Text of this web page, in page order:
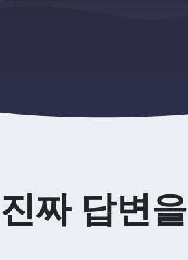
진짜 답변